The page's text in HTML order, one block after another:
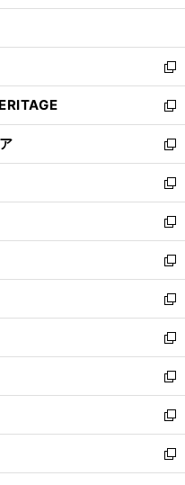
開
ン
ウ
で
開
く
ウ
ン
ド
ウ
で
開
く
新
し
い
ウ
ィ
ン
ド
ウ
で
開
く
新
し
い
ウ
ィ
ン
ド
ウ
で
開
く
新
し
い
ウ
ィ
ン
ド
ウ
で
開
く
新
し
い
ウ
ィ
ン
ド
ウ
で
開
く
新
し
い
ウ
ィ
ン
ド
ウ
で
開
く
新
し
い
ウ
ィ
ン
ド
ウ
で
開
く
新
し
い
ウ
ィ
ン
ド
ウ
で
開
新
し
い
ウ
ィ
ン
ド
ウ
新
し
い
ウ
ィ
ン
新
し
い
ウ
新
し